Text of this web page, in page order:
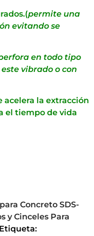
permite una
evitando se
en todo tipo
vibrado o con
acelera la extracción
el tiempo de vida
Concreto SDS-
y Cinceles Para
Etiqueta: